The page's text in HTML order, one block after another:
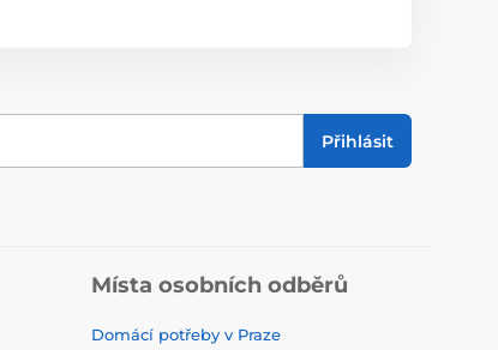
Přihlásit
Místa osobních odběrů
Domácí potřeby v Praze